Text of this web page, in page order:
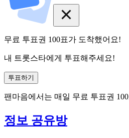
무료 투표권 100표가 도착했어요!
내 트롯스타에게 투표해주세요!
투표하기
팬마음에서는 매일 무료 투표권 100
정보 공유방